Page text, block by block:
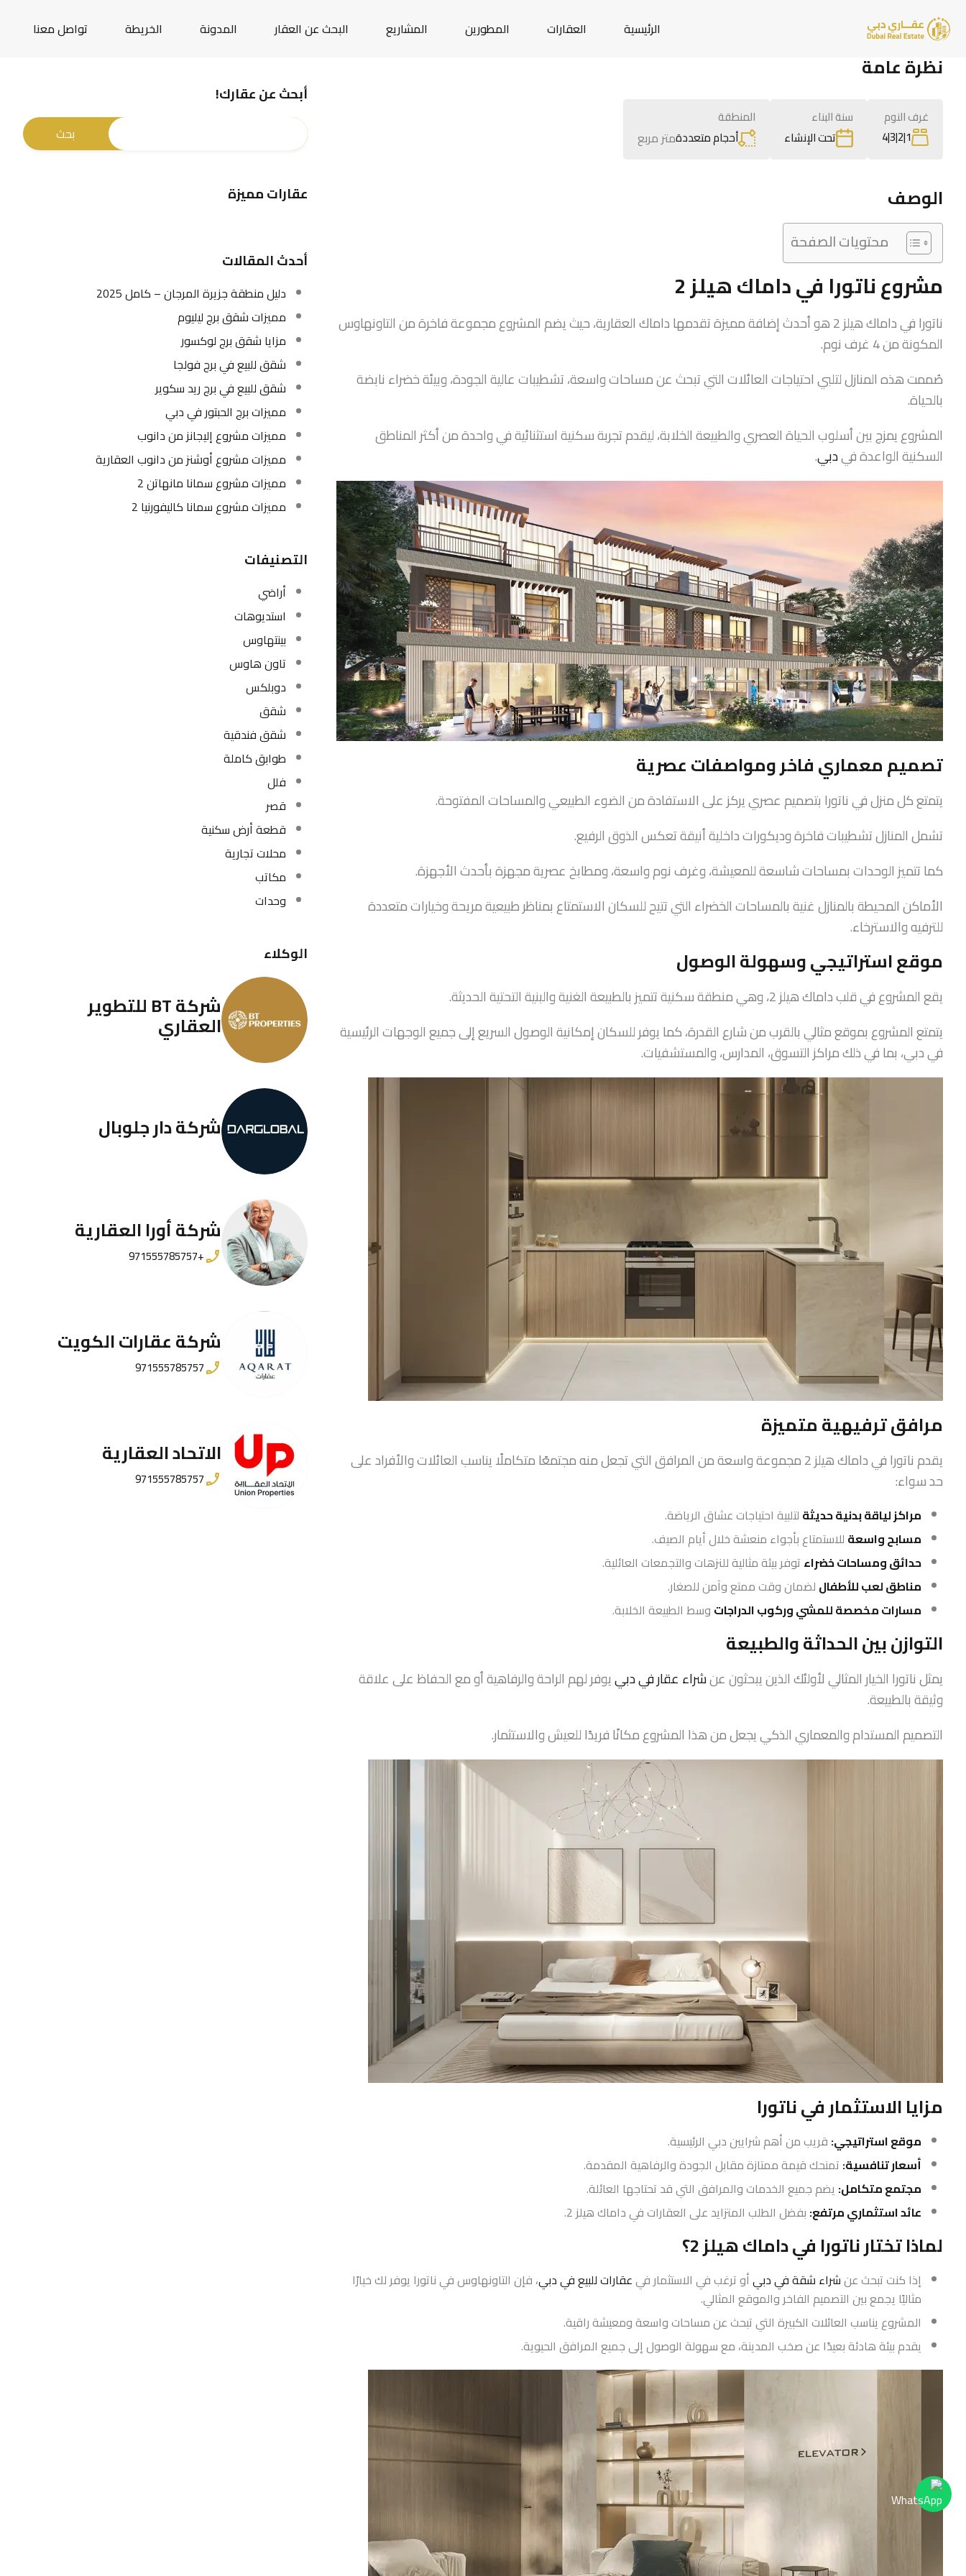
الرئيسية العقارات المطورين المشاريع البحث عن العقار المدونة الخريطة تواصل معنا
نظرة عامة
غرف النوم
1|2|3|4
سنة البناء
تحت الإنشاء
المنطقة
أحجام متعددةمتر مربع
الوصف
محتويات الصفحة
مشروع ناتورا في داماك هيلز 2
ناتورا في داماك هيلز 2 هو أحدث إضافة مميزة تقدمها داماك العقارية، حيث يضم المشروع مجموعة فاخرة من التاونهاوس
المكونة من 4 غرف نوم.
صُممت هذه المنازل لتلبي احتياجات العائلات التي تبحث عن مساحات واسعة، تشطيبات عالية الجودة، وبيئة خضراء نابضة
بالحياة.
المشروع يمزج بين أسلوب الحياة العصري والطبيعة الخلابة، ليقدم تجربة سكنية استثنائية في واحدة من أكثر المناطق
السكنية الواعدة فيدبي.
تصميم معماري فاخر ومواصفات عصرية
يتمتع كل منزل في ناتورا بتصميم عصري يركز على الاستفادة من الضوء الطبيعي والمساحات المفتوحة.
تشمل المنازل تشطيبات فاخرة وديكورات داخلية أنيقة تعكس الذوق الرفيع.
كما تتميز الوحدات بمساحات شاسعة للمعيشة، وغرف نوم واسعة، ومطابخ عصرية مجهزة بأحدث الأجهزة.
الأماكن المحيطة بالمنازل غنية بالمساحات الخضراء التي تتيح للسكان الاستمتاع بمناظر طبيعية مريحة وخيارات متعددة
للترفيه والاسترخاء.
موقع استراتيجي وسهولة الوصول
يقع المشروع في قلب داماك هيلز 2، وهي منطقة سكنية تتميز بالطبيعة الغنية والبنية التحتية الحديثة.
يتمتع المشروع بموقع مثالي بالقرب من شارع القدرة، كما يوفر للسكان إمكانية الوصول السريع إلى جميع الوجهات الرئيسية
في دبي، بما في ذلك مراكز التسوق، المدارس، والمستشفيات.
مرافق ترفيهية متميزة
يقدم ناتورا في داماك هيلز 2 مجموعة واسعة من المرافق التي تجعل منه مجتمعًا متكاملًا يناسب العائلات والأفراد على
حد سواء:
مراكز لياقة بدنية حديثة لتلبية احتياجات عشاق الرياضة.
مسابح واسعة للاستمتاع بأجواء منعشة خلال أيام الصيف.
حدائق ومساحات خضراء توفر بيئة مثالية للنزهات والتجمعات العائلية.
مناطق لعب للأطفال لضمان وقت ممتع وآمن للصغار.
مسارات مخصصة للمشي وركوب الدراجات وسط الطبيعة الخلابة.
التوازن بين الحداثة والطبيعة
يمثل ناتورا الخيار المثالي لأولئك الذين يبحثون عنشراء عقار في دبييوفر لهم الراحة والرفاهية أو مع الحفاظ على علاقة
وثيقة بالطبيعة.
التصميم المستدام والمعماري الذكي يجعل من هذا المشروع مكانًا فريدًا للعيش والاستثمار.
مزايا الاستثمار في ناتورا
موقع استراتيجي: قريب من أهم شرايين دبي الرئيسية.
أسعار تنافسية: تمنحك قيمة ممتازة مقابل الجودة والرفاهية المقدمة.
مجتمع متكامل: يضم جميع الخدمات والمرافق التي قد تحتاجها العائلة.
عائد استثماري مرتفع: بفضل الطلب المتزايد على العقارات في داماك هيلز 2.
لماذا تختار ناتورا في داماك هيلز 2؟
إذا كنت تبحث عنشراء شقة في دبيأو ترغب في الاستثمار فيعقارات للبيع في دبي، فإن التاونهاوس في ناتورا يوفر لك خيارًا
مثاليًا يجمع بين التصميم الفاخر والموقع المثالي.
المشروع يناسب العائلات الكبيرة التي تبحث عن مساحات واسعة ومعيشة راقية.
يقدم بيئة هادئة بعيدًا عن صخب المدينة، مع سهولة الوصول إلى جميع المرافق الحيوية.
أبحث عن عقارك!
عقارات مميزة
أحدث المقالات
دليل منطقة جزيرة المرجان – كامل 2025
مميزات شقق برج ليليوم
مزايا شقق برج لوكسور
شقق للبيع في برج فولجا
شقق للبيع في برج ريد سكوير
مميزات برج الحبتور في دبي
مميزات مشروع إليجانز من دانوب
مميزات مشروع أوشنز من دانوب العقارية
مميزات مشروع سمانا مانهاتن 2
مميزات مشروع سمانا كاليفورنيا 2
التصنيفات
أراضي
استديوهات
بينتهاوس
تاون هاوس
دوبلكس
شقق
شقق فندقية
طوابق كاملة
فلل
قصر
قطعة أرض سكنية
محلات تجارية
مكاتب
وحدات
الوكلاء
شركة BT للتطوير
العقاري
شركة دار جلوبال
شركة أورا العقارية
+971555785757
شركة عقارات الكويت
971555785757
الاتحاد العقارية
971555785757